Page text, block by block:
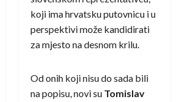
koji ima hrvatsku putovnicu i u
perspektivi može kandidirati
za mjesto na desnom krilu.
Od onih koji nisu do sada bili
na popisu, novi su Tomislav